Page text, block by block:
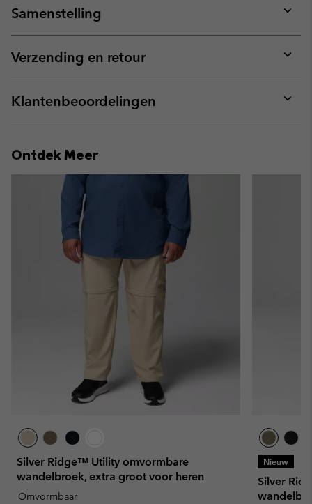
Samenstelling
or
Verzending en retour
or
Klantenbeoordelingen
or
Ontdek Meer
Silver Ridge™ Utility omvormbare
wandelbroek, extra groot voor heren
Omvormbaar
Nieuw
Silver